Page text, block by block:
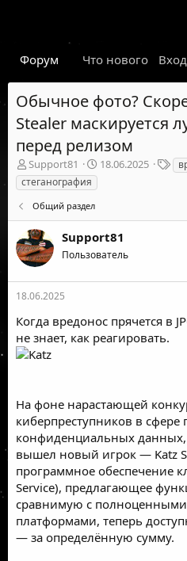
Форум Что нового Вход
Обычное фото?
Stealer маскируется
перед релизом
А
в
т
о
р
т
е
м
Support81
Д
н
а
а
18.06.2025
Т
е
стеганография
Общий раздел
Support81
Пользователь
18.06.2025
Когда вредонос прячется в
не знает, как реагировать.
На фоне нарастающей
киберпреступников в
конфиденциальных данных,
вышел новый игрок — Katz
программное обеспечение
Service), предлагающее
сравнимую с
платформами, теперь
— за определённую сумму.